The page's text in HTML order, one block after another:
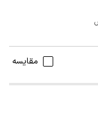
مقایسه